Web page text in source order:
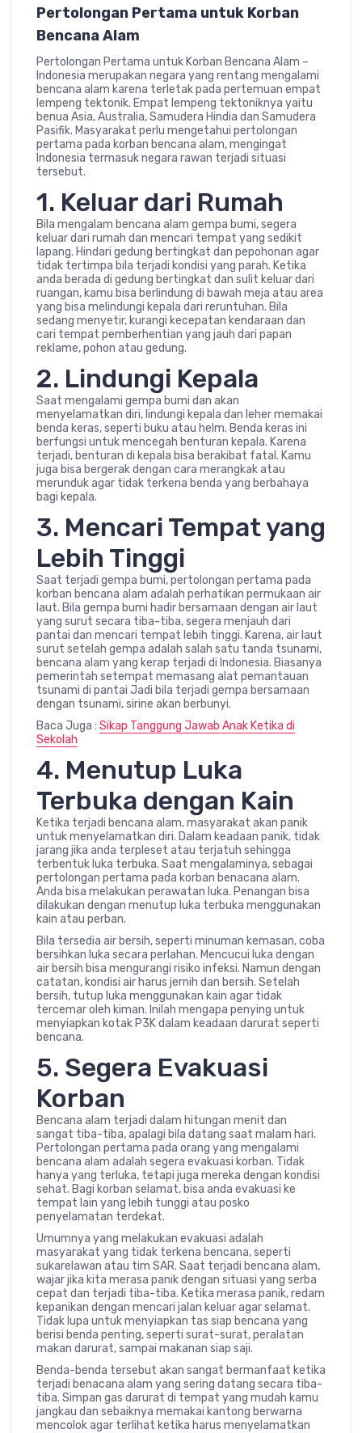
Pertolongan Pertama untuk Korban
Bencana Alam
Pertolongan Pertama untuk Korban Bencana Alam –
Indonesia merupakan negara yang rentang mengalami
bencana alam karena terletak pada pertemuan empat
lempeng tektonik. Empat lempeng tektoniknya yaitu
benua Asia, Australia, Samudera Hindia dan Samudera
Pasifik. Masyarakat perlu mengetahui pertolongan
pertama pada korban bencana alam, mengingat
Indonesia termasuk negara rawan terjadi situasi
tersebut.
1. Keluar dari Rumah
Bila mengalam bencana alam gempa bumi, segera
keluar dari rumah dan mencari tempat yang sedikit
lapang. Hindari gedung bertingkat dan pepohonan agar
tidak tertimpa bila terjadi kondisi yang parah. Ketika
anda berada di gedung bertingkat dan sulit keluar dari
ruangan, kamu bisa berlindung di bawah meja atau area
yang bisa melindungi kepala dari reruntuhan. Bila
sedang menyetir, kurangi kecepatan kendaraan dan
cari tempat pemberhentian yang jauh dari papan
reklame, pohon atau gedung.
2. Lindungi Kepala
Saat mengalami gempa bumi dan akan
menyelamatkan diri, lindungi kepala dan leher memakai
benda keras, seperti buku atau helm. Benda keras ini
berfungsi untuk mencegah benturan kepala. Karena
terjadi, benturan di kepala bisa berakibat fatal. Kamu
juga bisa bergerak dengan cara merangkak atau
merunduk agar tidak terkena benda yang berbahaya
bagi kepala.
3. Mencari Tempat yang
Lebih Tinggi
Saat terjadi gempa bumi, pertolongan pertama pada
korban bencana alam adalah perhatikan permukaan air
laut. Bila gempa bumi hadir bersamaan dengan air laut
yang surut secara tiba-tiba, segera menjauh dari
pantai dan mencari tempat lebih tinggi. Karena, air laut
surut setelah gempa adalah salah satu tanda tsunami,
bencana alam yang kerap terjadi di Indonesia. Biasanya
pemerintah setempat memasang alat pemantauan
tsunami di pantai Jadi bila terjadi gempa bersamaan
dengan tsunami, sirine akan berbunyi.
Baca Juga : Sikap Tanggung Jawab Anak Ketika di
Sekolah
4. Menutup Luka
Terbuka dengan Kain
Ketika terjadi bencana alam, masyarakat akan panik
untuk menyelamatkan diri. Dalam keadaan panik, tidak
jarang jika anda terpleset atau terjatuh sehingga
terbentuk luka terbuka. Saat mengalaminya, sebagai
pertolongan pertama pada korban benacana alam.
Anda bisa melakukan perawatan luka. Penangan bisa
dilakukan dengan menutup luka terbuka menggunakan
kain atau perban.
Bila tersedia air bersih, seperti minuman kemasan, coba
bersihkan luka secara perlahan. Mencucui luka dengan
air bersih bisa mengurangi risiko infeksi. Namun dengan
catatan, kondisi air harus jernih dan bersih. Setelah
bersih, tutup luka menggunakan kain agar tidak
tercemar oleh kiman. Inilah mengapa penying untuk
menyiapkan kotak P3K dalam keadaan darurat seperti
bencana.
5. Segera Evakuasi
Korban
Bencana alam terjadi dalam hitungan menit dan
sangat tiba-tiba, apalagi bila datang saat malam hari.
Pertolongan pertama pada orang yang mengalami
bencana alam adalah segera evakuasi korban. Tidak
hanya yang terluka, tetapi juga mereka dengan kondisi
sehat. Bagi korban selamat, bisa anda evakuasi ke
tempat lain yang lebih tunggi atau posko
penyelamatan terdekat.
Umumnya yang melakukan evakuasi adalah
masyarakat yang tidak terkena bencana, seperti
sukarelawan atau tim SAR. Saat terjadi bencana alam,
wajar jika kita merasa panik dengan situasi yang serba
cepat dan terjadi tiba-tiba. Ketika merasa panik, redam
kepanikan dengan mencari jalan keluar agar selamat.
Tidak lupa untuk menyiapkan tas siap bencana yang
berisi benda penting, seperti surat-surat, peralatan
makan darurat, sampai makanan siap saji.
Benda-benda tersebut akan sangat bermanfaat ketika
terjadi benacana alam yang sering datang secara tiba-
tiba. Simpan gas darurat di tempat yang mudah kamu
jangkau dan sebaiknya memakai kantong berwarna
mencolok agar terlihat ketika harus menyelamatkan